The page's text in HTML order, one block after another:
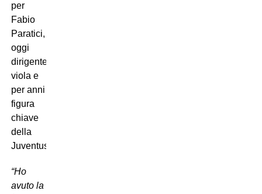
per
Fabio
Paratici,
oggi
dirigente
viola e
per anni
figura
chiave
della
Juventus:
“Ho
avuto la